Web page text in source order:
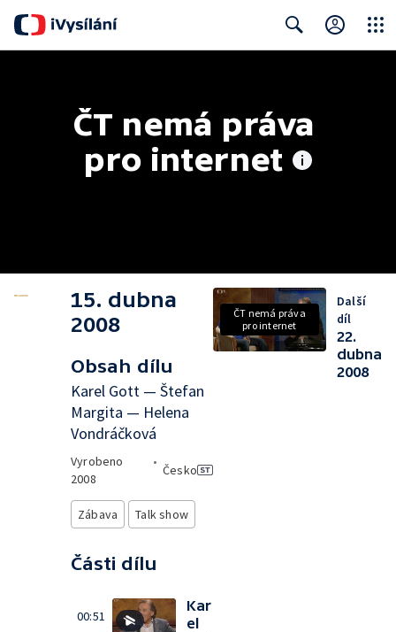
ČT nemá práva
pro internet
15. dubna
2008
Obsah dílu
Karel Gott — Štefan
Margita — Helena
Vondráčková
Vyrobeno
2008
•
Česko
Zábava Talk show
Části dílu
00:51
Kar
el
ČT nemá práva
pro internet
Další
díl
22.
dubna
2008